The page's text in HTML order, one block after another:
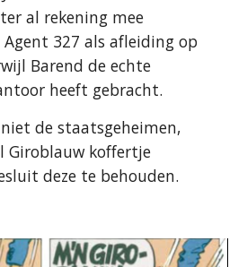
al rekening mee
327 als afleiding op
Barend de echte
heeft gebracht.
de staatsgeheimen,
Giroblauw koffertje
deze te behouden.